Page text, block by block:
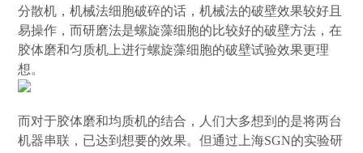
分散机，机械法细胞破碎的话，机械法的破壁效果较好且
易操作，而研磨法是螺旋藻细胞的比较好的破壁方法，在
胶体磨和匀质机上进行螺旋藻细胞的破壁试验效果更理
想。
而对于胶体磨和均质机的结合，人们大多想到的是将两台
机器串联，已达到想要的效果。但通过上海SGN的实验研